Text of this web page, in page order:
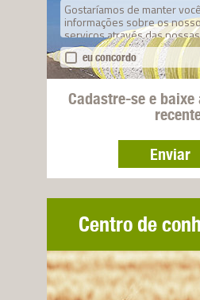
Gostaríamos de manter
informações sobre os
serviços através das
eu concordo
Cadastre-se e
Enviar
Centro de